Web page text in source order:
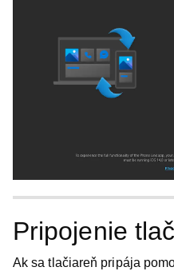
Pripojenie
Ak sa tlačiareň pripája